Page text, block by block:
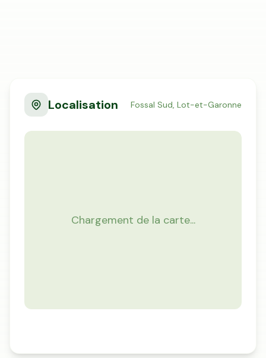
Localisation Fossal Sud, Lot-et-Garonne
Chargement de la carte...
Mon Conseiller Foncier ·